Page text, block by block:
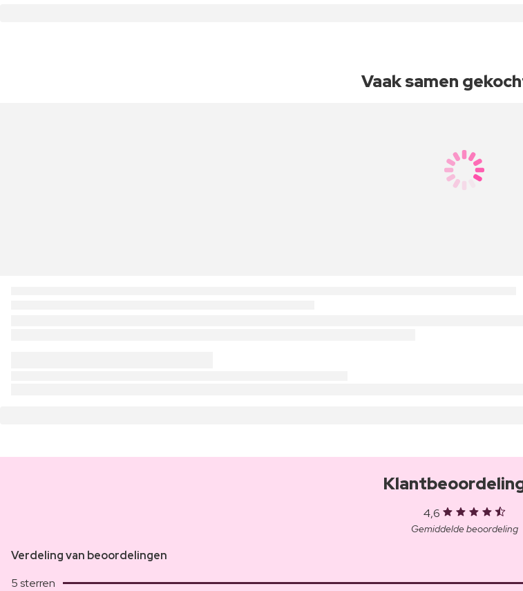
Vaak samen
4,6
Gemiddelde beoordeling
Verdeling van beoordelingen
5 sterren